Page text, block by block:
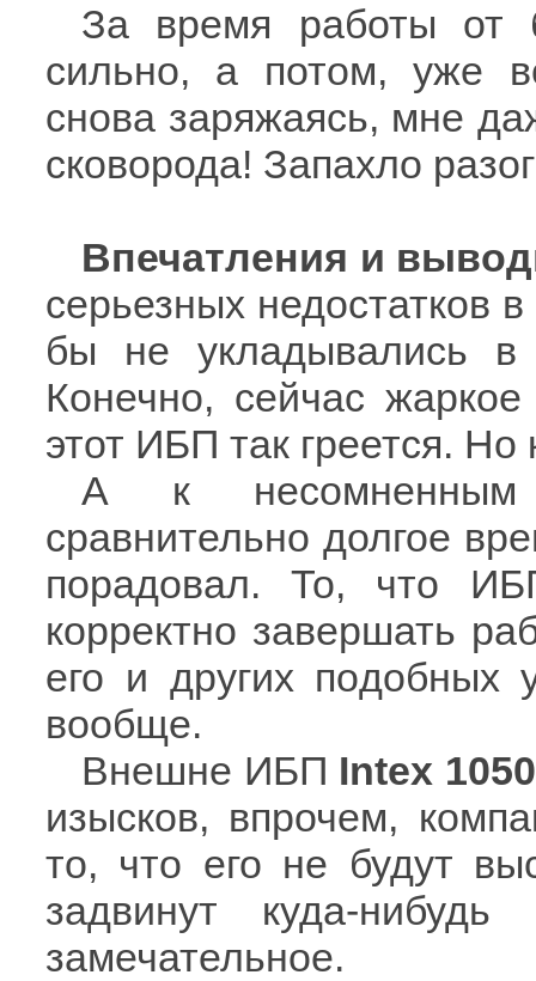
За время работы от
сильно, а потом, уже
снова заряжаясь, мне
сковорода! Запахло
Впечатления и
серьезных недостатков
бы не укладывались в
Конечно, сейчас
этот ИБП так греется. Но
А к
сравнительно долгое
порадовал. То, что
корректно завершать
его и других подобных
вообще.
Внешне ИБП Intex
изысков, впрочем,
то, что его не будут
задвинут куда-
замечательное.